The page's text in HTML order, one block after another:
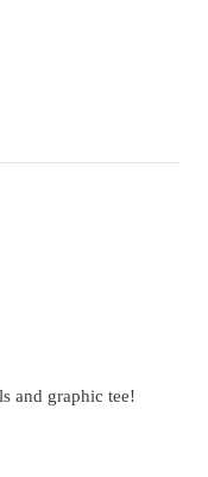
and graphic tee!